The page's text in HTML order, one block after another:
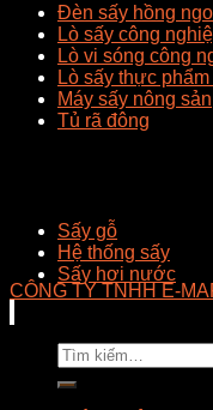
Đèn sấy hồng
Lò sấy công
Lò vi sóng công
Lò sấy thực
Máy sấy nông sản
Tủ rã đông
Sấy gỗ
Hệ thống sấy
Sấy hơi nước
CÔNG TY TNHH E-
Tìm
kiếm: